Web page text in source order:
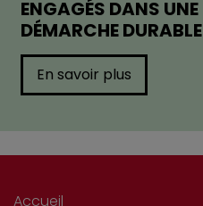
ENGAGÉS DANS UNE
DÉMARCHE DURABLE
En savoir plus
Accueil